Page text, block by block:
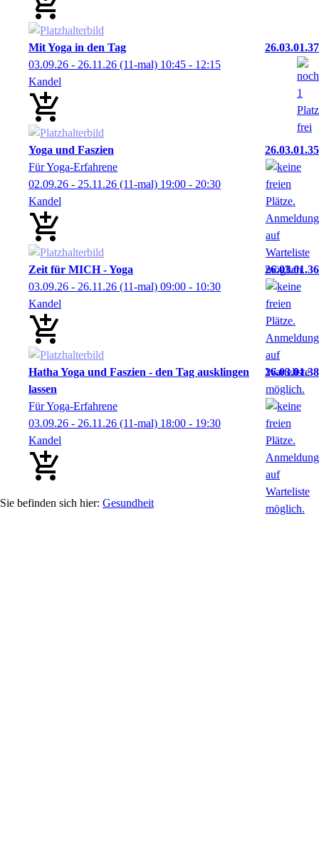
Yoga und Faszien
26.03.01.35
Für Yoga-Erfahrene
02.09.26 - 25.11.26 (11-mal) 19:00 - 20:30
Kandel
Zeit für MICH - Yoga
26.03.01.36
03.09.26 - 26.11.26 (11-mal) 09:00 - 10:30
Kandel
Mit Yoga in den Tag
26.03.01.37
03.09.26 - 26.11.26 (11-mal) 10:45 - 12:15
Kandel
Hatha Yoga und Faszien - den Tag ausklingen
lassen
26.03.01.38
Für Yoga-Erfahrene
03.09.26 - 26.11.26 (11-mal) 18:00 - 19:30
Kandel
Gesundheit